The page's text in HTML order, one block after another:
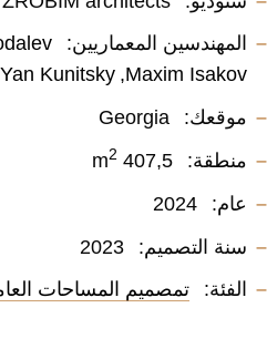
المهندسين المعماريين:
Maxim Isakov
Yan Kunitsky
موقعك:
Georgia
منطقة:
407,5 m
2
عام:
2024
سنة التصميم:
2023
الفئة:
تمصميم المساحات